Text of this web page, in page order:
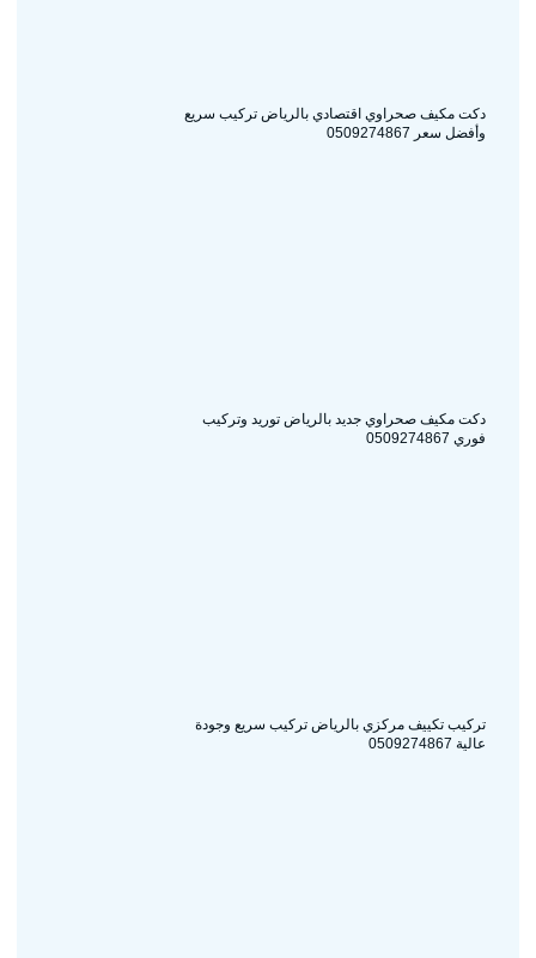
دكت مكيف صحراوي اقتصادي بالرياض تركيب سريع
وأفضل سعر 0509274867
دكت مكيف صحراوي جديد بالرياض توريد وتركيب
فوري 0509274867
تركيب تكييف مركزي بالرياض تركيب سريع وجودة
عالية 0509274867